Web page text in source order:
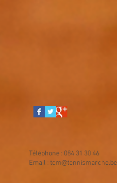
Téléphone : 084 31 30 46
Email : tcm@tennismarche.be